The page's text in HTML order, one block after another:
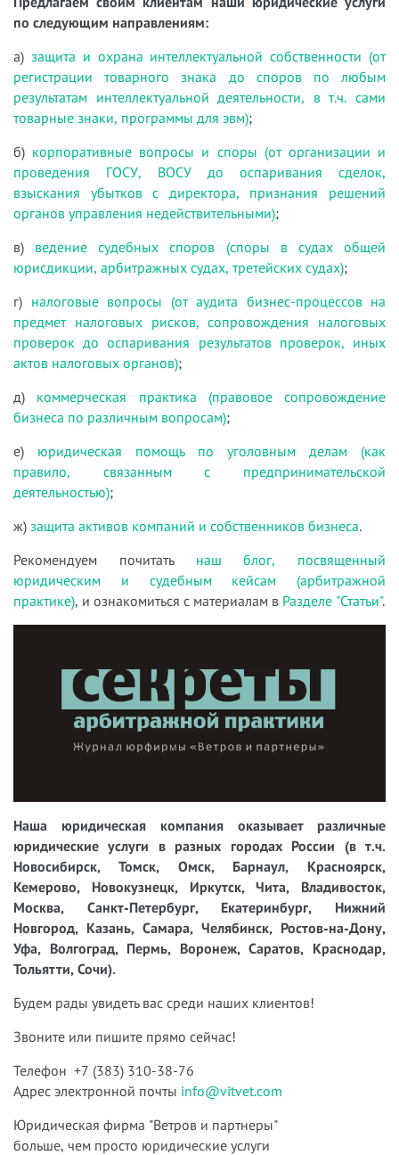
по следующим направлениям:
а) защита и охрана интеллектуальной собственности (от
регистрации товарного знака до споров по любым
результатам интеллектуальной деятельности, в т.ч. сами
товарные знаки, программы для эвм);
б) корпоративные вопросы и споры (от организации и
проведения ГОСУ, ВОСУ до оспаривания сделок,
взыскания убытков с директора, признания решений
органов управления недействительными);
в) ведение судебных споров (споры в судах общей
юрисдикции, арбитражных судах, третейских судах);
г) налоговые вопросы (от аудита бизнес-процессов на
предмет налоговых рисков, сопровождения налоговых
проверок до оспаривания результатов проверок, иных
актов налоговых органов);
д) коммерческая практика (правовое сопровождение
бизнеса по различным вопросам);
е) юридическая помощь по уголовным делам (как
правило, связанным с предпринимательской
деятельностью);
ж) защита активов компаний и собственников бизнеса.
Рекомендуем почитать наш блог, посвященный
юридическим и судебным кейсам (арбитражной
практике), и ознакомиться с материалам в Разделе "Статьи".
Наша юридическая компания оказывает различные
юридические услуги в разных городах России (в т.ч.
Новосибирск, Томск, Омск, Барнаул, Красноярск,
Кемерово, Новокузнецк, Иркутск, Чита, Владивосток,
Москва, Санкт-Петербург, Екатеринбург, Нижний
Новгород, Казань, Самара, Челябинск, Ростов-на-Дону,
Уфа, Волгоград, Пермь, Воронеж, Саратов, Краснодар,
Тольятти, Сочи).
Будем рады увидеть вас среди наших клиентов!
Звоните или пишите прямо сейчас!
Телефон +7 (383) 310-38-76
Адрес электронной почты info@vitvet.com
Юридическая фирма "Ветров и партнеры"
больше, чем просто юридические услуги